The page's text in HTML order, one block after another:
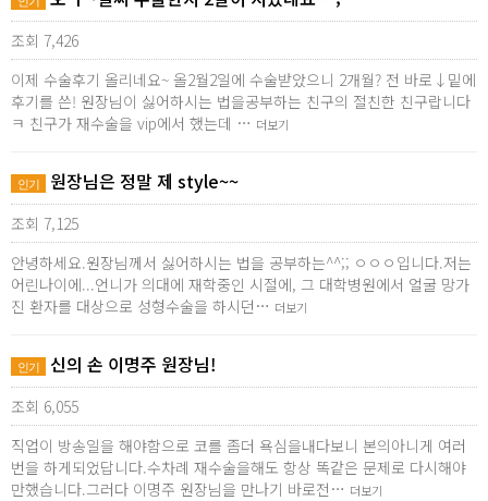
조회 7,426
이제 수술후기 올리네요~ 올2월2일에 수술받았으니 2개월? 전 바로↓밑에
후기를 쓴! 원장님이 싫어하시는 법을공부하는 친구의 절친한 친구랍니다
ㅋ 친구가 재수술을 vip에서 했는데 … 더보기
인기 원장님은 정말 제 style~~
조회 7,125
안녕하세요.원장님께서 싫어하시는 법을 공부하는^^;; ㅇㅇㅇ입니다.저는
어린나이에...언니가 의대에 재학중인 시절에, 그 대학병원에서 얼굴 망가
진 환자를 대상으로 성형수술을 하시던… 더보기
인기 신의 손 이명주 원장님!
조회 6,055
직업이 방송일을 해야함으로 코를 좀더 욕심을내다보니 본의아니게 여러
번을 하게되었답니다.수차례 재수술을해도 항상 똑같은 문제로 다시해야
만했습니다.그러다 이명주 원장님을 만나기 바로전… 더보기